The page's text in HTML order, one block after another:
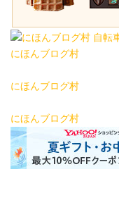
にほんブログ村
にほんブログ村
にほんブログ村